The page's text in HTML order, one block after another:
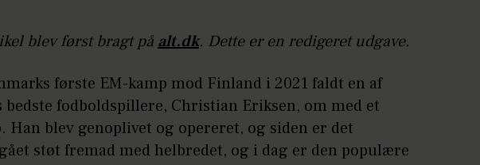
blev først bragt på alt.dk. Dette er en redigeret udgave.
første EM-kamp mod Finland i 2021 faldt en af
bedste fodboldspillere, Christian Eriksen, om med et
Han blev genoplivet og opereret, og siden er det
støt fremad med helbredet, og i dag er den populære